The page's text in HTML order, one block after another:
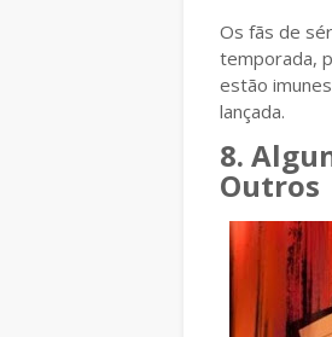
Os fãs de
temporada,
estão
lançada.
8.
Outros